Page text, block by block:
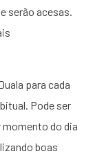
serão acesas.
para cada
Pode ser
momento do dia
boas